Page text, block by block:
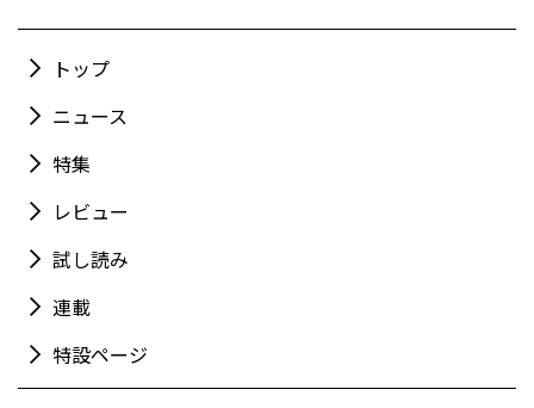
トップ
ニュース
特集
レビュー
試し読み
連載
特設ページ